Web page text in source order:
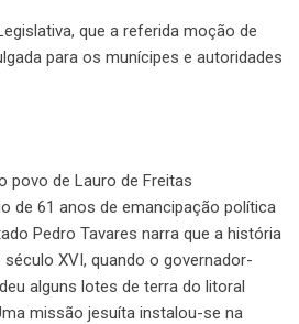
que a referida moção de
para os munícipes e autoridades
povo de Lauro de Freitas
de 61 anos de emancipação política
Pedro Tavares narra que a história
XVI, quando o governador-
alguns lotes de terra do litoral
missão jesuíta instalou-se na